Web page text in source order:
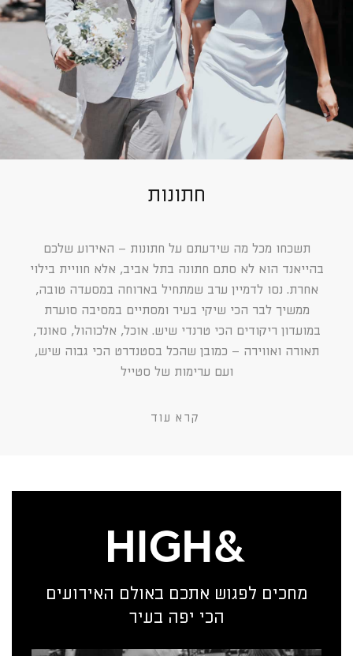
חתונות
תשכחו מכל מה שידעתם על חתונות – האירוע שלכם
בהייאנד הוא לא סתם חתונה בתל אביב, אלא חוויית בילוי
אחרת. נסו לדמיין ערב שמתחיל בארוחה במסעדה טובה,
ממשיך לבר הכי שיקי בעיר ומסתיים במסיבה סוערת
במועדון ריקודים הכי טרנדי שיש. אוכל, אלכוהול, סאונד,
תאורה ואווירה – כמובן שהכל בסטנדרט הכי גבוה שיש,
ועם ערימות של סטייל
קרא עוד
מחכים לפגוש אתכם באולם האירועים
הכי יפה בעיר